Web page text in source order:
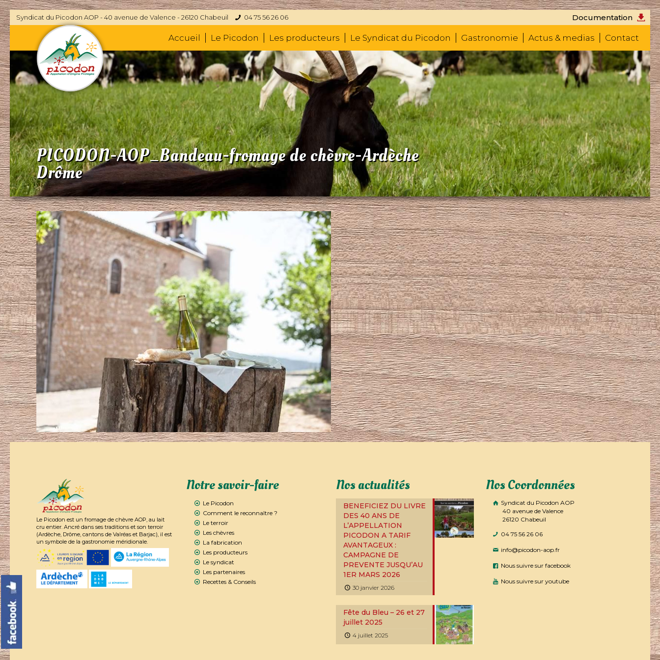
Syndicat du Picodon AOP - 40 avenue de Valence - 26120 Chabeuil 04 75 56 26 06 Documentation
Accueil Le Picodon Les producteurs Le Syndicat du Picodon Gastronomie Actus & medias Contact
PICODON-AOP_Bandeau-fromage de chèvre-Ardèche
Drôme
Le Picodon est un fromage de chèvre AOP, au lait
cru entier. Ancré dans ses traditions et son terroir
(Ardèche, Drôme, cantons de Valréas et Barjac), il est
un symbole de la gastronomie méridionale.
Notre savoir-faire
Le Picodon
Comment le reconnaître ?
Le terroir
Les chèvres
La fabrication
Les producteurs
Le syndicat
Les partenaires
Recettes & Conseils
Nos actualités
BENEFICIEZ DU LIVRE
DES 40 ANS DE
L’APPELLATION
PICODON A TARIF
AVANTAGEUX :
CAMPAGNE DE
PREVENTE JUSQU’AU
1ER MARS 2026
30 janvier 2026
Fête du Bleu – 26 et 27
juillet 2025
4 juillet 2025
Nos Coordonnées
Syndicat du Picodon AOP
40 avenue de Valence
26120 Chabeuil
04 75 56 26 06
info@picodon-aop.fr
Nous suivre sur facebook
Nous suivre sur youtube